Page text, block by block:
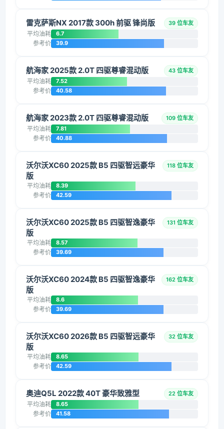
雷克萨斯NX 2017款 300h 前驱 锋尚版 39 位车友
平均油耗 6.7
参考价 39.9
航海家 2025款 2.0T 四驱尊睿混动版 43 位车友
平均油耗 7.52
参考价 40.58
航海家 2023款 2.0T 四驱尊睿混动版 109 位车友
平均油耗 7.81
参考价 40.88
沃尔沃XC60 2025款 B5 四驱智远豪华
版
118 位车友
平均油耗 8.39
参考价 42.59
沃尔沃XC60 2025款 B5 四驱智逸豪华
版
131 位车友
平均油耗 8.57
参考价 39.69
沃尔沃XC60 2024款 B5 四驱智逸豪华
版
162 位车友
平均油耗 8.6
参考价 39.69
沃尔沃XC60 2026款 B5 四驱智远豪华
版
32 位车友
平均油耗 8.65
参考价 42.59
奥迪Q5L 2022款 40T 豪华致雅型 22 位车友
平均油耗 8.65
参考价 41.58